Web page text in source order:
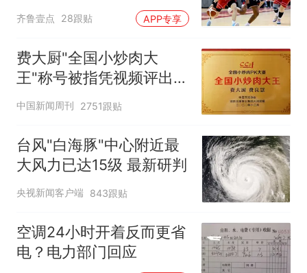
有望出战
齐鲁壹点 28跟贴 APP专享
费大厨"全国小炒肉大
王"称号被指凭视频评出
官方回应
中国新闻周刊 2751跟贴
台风"白海豚"中心附近最
大风力已达15级 最新研判
央视新闻客户端 843跟贴
空调24小时开着反而更省
电？电力部门回应